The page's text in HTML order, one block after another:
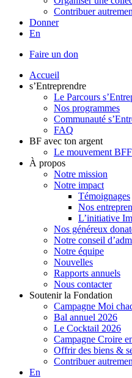
Contribuer
Donner
En
Faire un don
Accueil
s’Entreprendre
Le Parcours
Nos programmes
Communauté
FAQ
BF avec ton argent
Le mouvement BFF
À propos
Notre mission
Notre impact
Témoignages
Nos
L’initiative
Nos généreux
Notre conseil
Notre équipe
Nouvelles
Rapports annuels
Nous contacter
Soutenir la Fondation
Campagne Moi
Bal annuel 2026
Le Cocktail 2026
Campagne Croire
Offrir des biens &
Contribuer
En